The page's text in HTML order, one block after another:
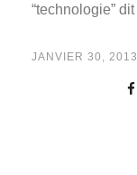
“technologie”
JANVIER 30, 2013